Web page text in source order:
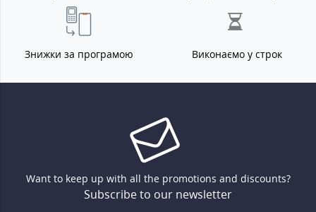
Знижки за програмою Виконаємо у строк
Want to keep up with all the promotions and discounts?
Subscribe to our newsletter